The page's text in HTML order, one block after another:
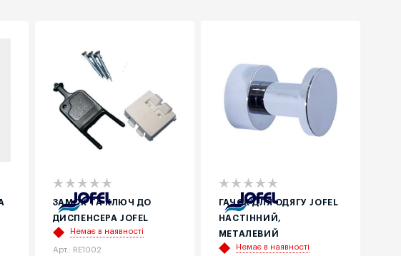
ЗАМОК ТА КЛЮЧ ДО
ДИСПЕНСЕРА JOFEL
Немає в наявності
Арт.: RE1002
ГАЧОК ДЛЯ ОДЯГУ JOFEL
НАСТІННИЙ,
МЕТАЛЕВИЙ
Немає в наявності